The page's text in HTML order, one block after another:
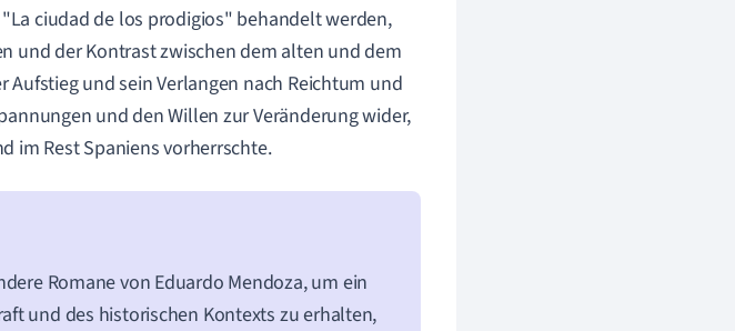
ciudad de los prodigios" behandelt werden,
und der Kontrast zwischen dem alten und dem
Aufstieg und sein Verlangen nach Reichtum und
und den Willen zur Veränderung wider,
im Rest Spaniens vorherrschte.
Romane von Eduardo Mendoza, um ein
und des historischen Kontexts zu erhalten,